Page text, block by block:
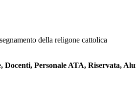
della religone cattolica
Docenti, Personale ATA, Riservata,